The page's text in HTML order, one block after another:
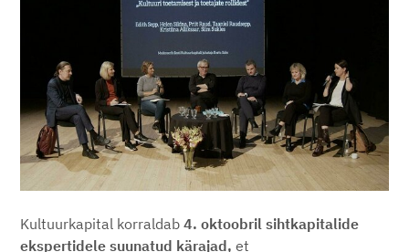
Kultuurkapital korraldab 4. oktoobril sihtkapitalide
ekspertidele suunatud kärajad, et